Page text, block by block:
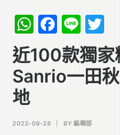
WhatsApp
Line
近100款獨家
Sanrio一田
地
2022-09-28 BY 編輯部